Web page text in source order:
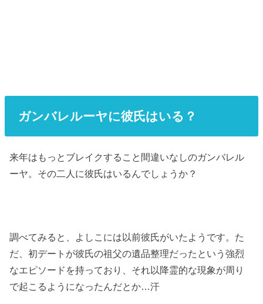
ガンバレルーヤに彼氏はいる？
来年はもっとブレイクすること間違いなしのガンバレル
ーヤ。その二人に彼氏はいるんでしょうか？
調べてみると、よしこには以前彼氏がいたようです。た
だ、初デートが彼氏の祖父の遺品整理だったという強烈
なエピソードを持っており、それ以降霊的な現象が周り
で起こるようになったんだとか…汗